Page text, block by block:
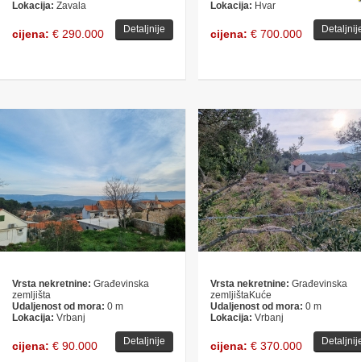
Lokacija: Zavala
cijena: € 290.000 Detaljnije
Lokacija: Hvar
cijena: € 700.000
Vrsta nekretnine: Građevinska
zemljišta
Udaljenost od mora: 0 m
Lokacija: Vrbanj
cijena: € 90.000 Detaljnije
Vrsta nekretnine: Građevinska
zemljištaKuće
Udaljenost od mora: 0 m
Lokacija: Vrbanj
cijena: € 370.000